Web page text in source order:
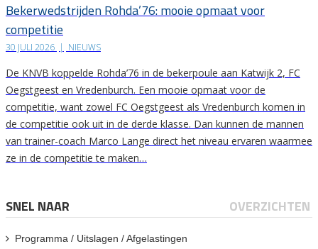
Bekerwedstrijden Rohda’76: mooie opmaat voor
competitie
30 JULI 2026 | NIEUWS
De KNVB koppelde Rohda’76 in de bekerpoule aan Katwijk 2, FC
Oegstgeest en Vredenburch. Een mooie opmaat voor de
competitie, want zowel FC Oegstgeest als Vredenburch komen in
de competitie ook uit in de derde klasse. Dan kunnen de mannen
van trainer-coach Marco Lange direct het niveau ervaren waarmee
ze in de competitie te maken…
SNEL NAAR OVERZICHTEN
Programma / Uitslagen / Afgelastingen